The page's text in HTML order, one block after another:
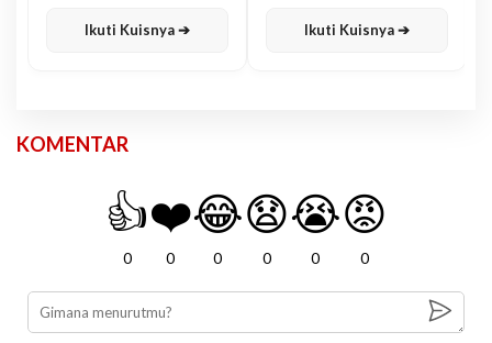
Ikuti Kuisnya ➔ Ikuti Kuisnya ➔
KOMENTAR
👍
0
❤️
0
😂
0
😧
0
😭
0
😡
0